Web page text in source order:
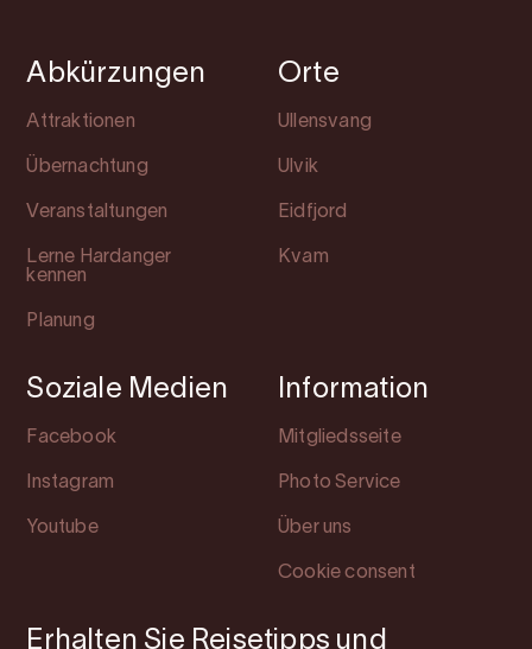
Abkürzungen
Attraktionen
Übernachtung
Veranstaltungen
Lerne Hardanger
kennen
Planung
Orte
Ullensvang
Ulvik
Eidfjord
Kvam
Soziale Medien
Facebook
Instagram
Youtube
Information
Mitgliedsseite
Photo Service
Über uns
Cookie consent
Erhalten Sie Reisetipps und